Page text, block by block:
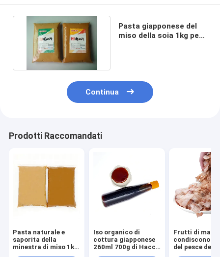
Pasta giapponese del
miso della soia 1kg per
Continua
Prodotti Raccomandati
Pasta naturale e
saporita della
minestra di miso 1kg
Iso organico di
cottura giapponese
260ml 700g di Haccp
Frutti di mare
condiscono i
del pesce